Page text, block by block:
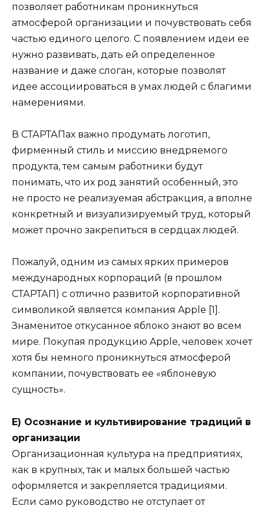
позволяет работникам проникнуться
атмосферой организации и почувствовать себя
частью единого целого. С появлением идеи ее
нужно развивать, дать ей определенное
название и даже слоган, которые позволят
идее ассоциироваться в умах людей с благими
намерениями.
В СТАРТАПах важно продумать логотип,
фирменный стиль и миссию внедряемого
продукта, тем самым работники будут
понимать, что их род занятий особенный, это
не просто не реализуемая абстракция, а вполне
конкретный и визуализируемый труд, который
может прочно закрепиться в сердцах людей.
Пожалуй, одним из самых ярких примеров
международных корпораций (в прошлом
СТАРТАП) с отлично развитой корпоративной
символикой является компания Apple [1].
Знаменитое откусанное яблоко знают во всем
мире. Покупая продукцию Apple, человек хочет
хотя бы немного проникнуться атмосферой
компании, почувствовать ее «яблоневую
сущность».
Е) Осознание и культивирование традиций в
организации
Организационная культура на предприятиях,
как в крупных, так и малых большей частью
оформляется и закрепляется традициями.
Если само руководство не отступает от